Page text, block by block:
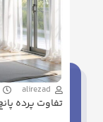
alirezad
تفاوت پرده